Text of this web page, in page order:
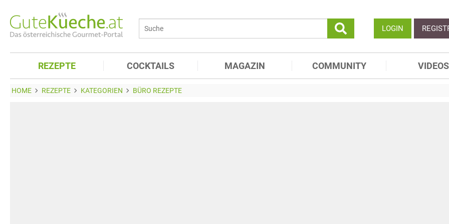
LOGIN
REZEPTE COCKTAILS MAGAZIN COMMUNITY VIDEOS
HOME REZEPTE KATEGORIEN BÜRO REZEPTE